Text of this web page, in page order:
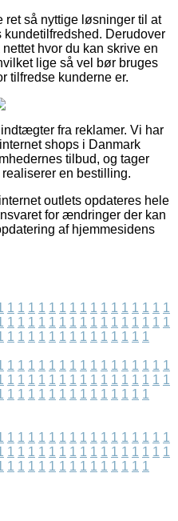
ret så nyttige løsninger til at
Derudover
hvor du kan skrive en
lige så vel bør bruges
tilfredse kunderne er.
fra reklamer. Vi har
shops i Danmark
tilbud, og tager
en bestilling.
outlets opdateres hele
for ændringer der kan
af hjemmesidens
1 1 1 1 1 1 1 1 1 1 1 1 1 1 1 1
1 1 1 1 1 1 1 1 1 1 1 1 1 1 1 1
1 1 1 1 1 1 1 1 1 1 1 1 1 1
1 1 1 1 1 1 1 1 1 1 1 1 1 1 1 1
1 1 1 1 1 1 1 1 1 1 1 1 1 1 1 1
1 1 1 1 1 1 1 1 1 1 1 1 1 1
1 1 1 1 1 1 1 1 1 1 1 1 1 1 1 1
1 1 1 1 1 1 1 1 1 1 1 1 1 1 1 1
1 1 1 1 1 1 1 1 1 1 1 1 1 1